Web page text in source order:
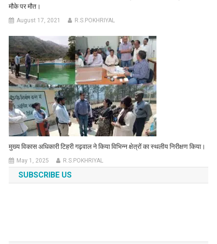
मौके पर मौत।
August 17, 2021 R.S.POKHRIYAL
मुख्य विकास अधिकारी टिहरी गढ़वाल ने किया विभिन्न क्षेत्रों का स्थलीय निरीक्षण किया।
May 1, 2025 R.S.POKHRIYAL
SUBSCRIBE US